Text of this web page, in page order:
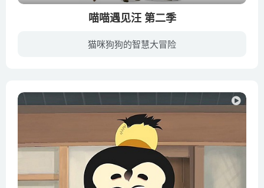
喵喵遇见汪 第二季
猫咪狗狗的智慧大冒险